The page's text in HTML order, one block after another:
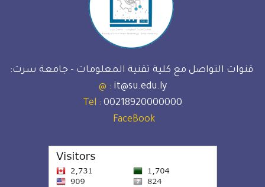
قنوات التواصل مع كلية تقنية المعلومات - جامعة سرت:
it@su.edu.ly
: @
00218920000000
: Tel
FaceBook